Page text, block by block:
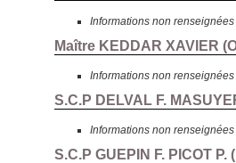
Informations non
Maître KEDDAR XAVIER (
Informations non
S.C.P DELVAL F.
Informations non
S.C.P GUEPIN F. PICOT P. (